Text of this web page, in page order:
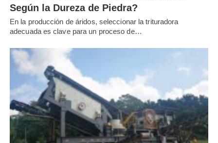
Según la Dureza de Piedra?
En la producción de áridos, seleccionar la trituradora
adecuada es clave para un proceso de…